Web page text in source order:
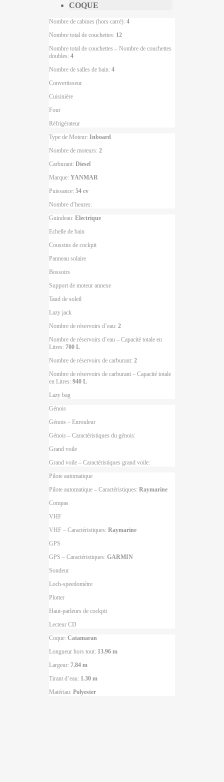
COQUE
Nombre de cabines (hors carré): 4
Nombre total de couchettes: 12
Nombre total de couchettes – Nombre de couchettes
doubles: 4
Nombre de salles de bain: 4
Convertisseur
Cuisinière
Four
Réfrigérateur
Type de Moteur: Inboard
Nombre de moteurs: 2
Carburant: Diesel
Marque: YANMAR
Puissance: 54 cv
Nombre d’heures:
Guindeau: Electrique
Echelle de bain
Coussins de cockpit
Panneau solaire
Bossoirs
Support de moteur annexe
Taud de soleil
Lazy jack
Nombre de réservoirs d’eau: 2
Nombre de réservoirs d’eau – Capacité totale en
Litres: 700 L
Nombre de réservoirs de carburant: 2
Nombre de réservoirs de carburant – Capacité totale
en Litres: 940 L
Lazy bag
Génois
Génois – Enrouleur
Génois – Caractéristiques du génois:
Grand voile
Grand voile – Caractéristiques grand voile:
Pilote automatique
Pilote automatique – Caractéristiques: Raymarine
Compas
VHF
VHF – Caractéristiques: Raymarine
GPS
GPS – Caractéristiques: GARMIN
Sondeur
Loch-speedomètre
Plotter
Haut-parleurs de cockpit
Lecteur CD
Coque: Catamaran
Longueur hors tout: 13.96 m
Largeur: 7.84 m
Tirant d’eau: 1.30 m
Matériau: Polyester